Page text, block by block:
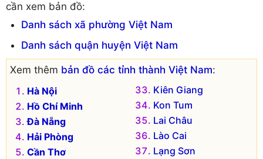
cần xem bản đồ:
Danh sách xã phường Việt Nam
Danh sách quận huyện Việt Nam
Xem thêm bản đồ các tỉnh thành Việt Nam:
Hà Nội
Hồ Chí Minh
Đà Nẵng
Hải Phòng
Cần Thơ
Kiên Giang
Kon Tum
Lai Châu
Lào Cai
Lạng Sơn